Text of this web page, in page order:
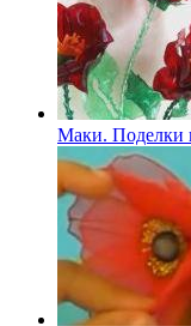
Маки. Поделки